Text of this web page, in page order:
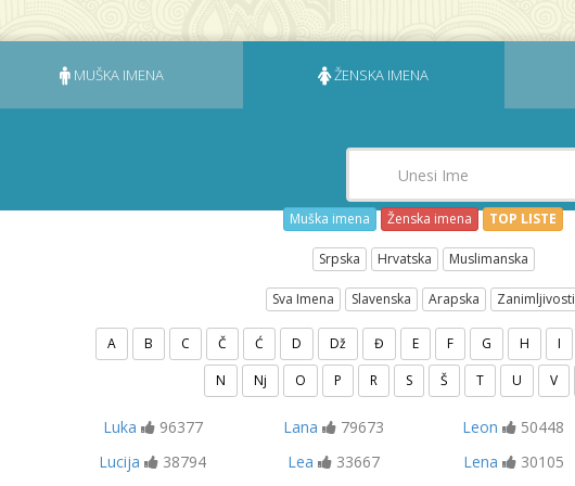
MUŠKA IMENA ŽENSKA IMENA
Muška imena Ženska imena TOP LISTE
Srpska Hrvatska Muslimanska
Sva Imena Slavenska Arapska Zanimljivosti
A B C Č Ć D Dž Đ E F G H I
N
Nj O P R S Š T U V
Luka 96377 Lana 79673 Leon 50448
Lucija
38794 Lea 33667 Lena 30105